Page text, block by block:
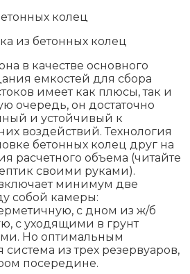
из бетонных колец
в качестве основного
емкостей для сбора
имеет как плюсы, так и
очередь, он достаточно
и устойчивый к
воздействий. Технология
бетонных колец друг на
расчетного объема (читайте
своими руками).
минимум две
собой камеры:
с дном из ж/б
с уходящими в грунт
Но оптимальным
система из трех резервуаров,
посередине.